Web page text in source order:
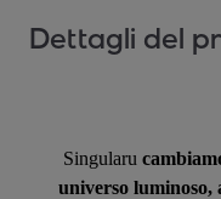
Dettagli del
Singularu
universo luminoso,